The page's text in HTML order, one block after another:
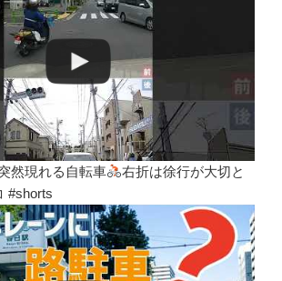
然現れる自転車
右折は徐行が大切と
#shorts